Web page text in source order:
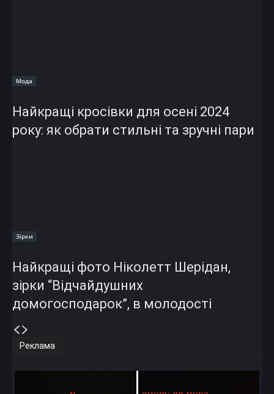
Мода
Найкращі кросівки для осені 2024
року: як обрати стильні та зручні пари
Зірки
Найкращі фото Ніколетт Шерідан,
зірки “Відчайдушних
домогосподарок”, в молодості
Реклама